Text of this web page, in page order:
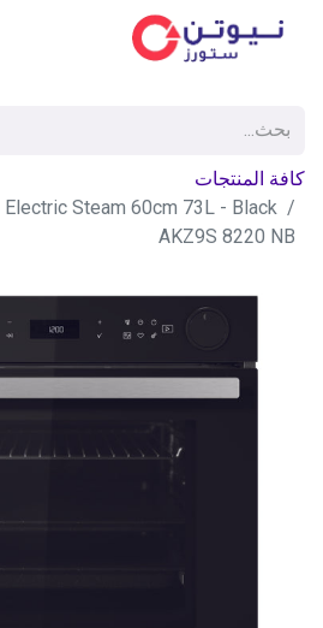
كافة المنتجات
Steam 60cm 73L - Black
AKZ9S 8220 NB